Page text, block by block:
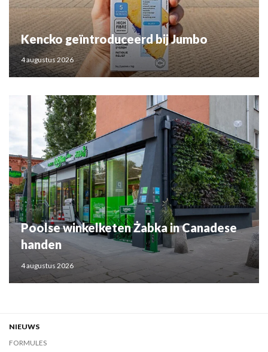
Kencko geïntroduceerd bij Jumbo
4 augustus 2026
Poolse winkelketen Żabka in Canadese
handen
4 augustus 2026
NIEUWS
FORMULES